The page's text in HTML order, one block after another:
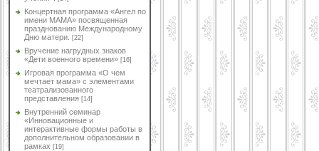
Концертная программа «Ангел по
имени МАМА» посвященная
празднованию Международному
Дню матери.
[22]
Вручение нагрудных знаков
«Дети военного времени» [16]
Игровая программа «О чем
мечтает мама» с элементами
театрализованного
представления [14]
Внутренний семинар
«Инновационные и
интерактивные формы работы в
дополнительном образовании в
рамках [19]